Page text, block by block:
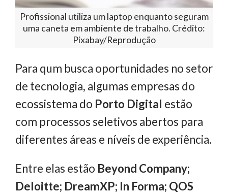
Profissional utiliza um laptop enquanto seguram
uma caneta em ambiente de trabalho. Crédito:
Pixabay/Reprodução
Para qum busca oportunidades no setor
de tecnologia, algumas empresas do
ecossistema do Porto Digital estão
com processos seletivos abertos para
diferentes áreas e níveis de experiência.
Entre elas estão Beyond Company;
Deloitte; DreamXP; In Forma; QOS